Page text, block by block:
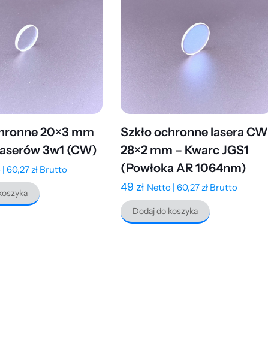
20×3 mm
3w1 (CW)
| 60,27 zł Brutto
Szkło ochronne lasera CW
28×2 mm – Kwarc JGS1
(Powłoka AR 1064nm)
49 zł Netto | 60,27 złBrutto
Dodaj do koszyka